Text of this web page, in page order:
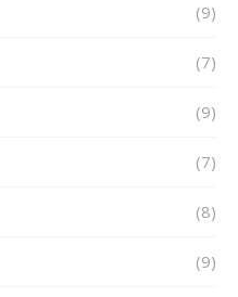
(9)
(7)
(9)
(7)
(8)
(9)